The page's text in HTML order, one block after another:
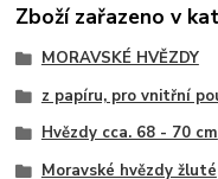
Zboží zařazeno v
MORAVSKÉ HVĚZDY
z papíru, pro vnitřní
Hvězdy cca. 68 - 70 cm
Moravské hvězdy žluté